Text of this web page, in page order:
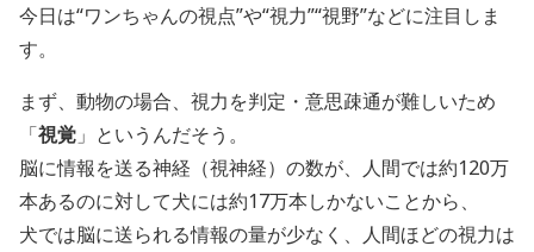
今日は“ワンちゃんの視点”や“視力”“視野”などに注目しま
す。
まず、動物の場合、視力を判定・意思疎通が難しいため
「視覚 」というんだそう。
脳に情報を送る神経（視神経）の数が、人間では約120万
本あるのに対して犬には約17万本しかないことから、
犬では脳に送られる情報の量が少なく、人間ほどの視力は